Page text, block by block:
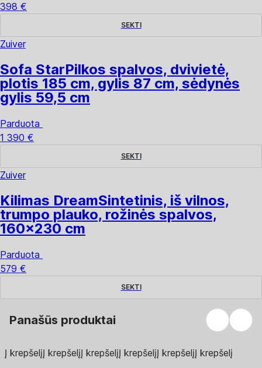
398 €
SEKTI
Zuiver
Sofa StarPilkos spalvos, dvivietė,
plotis 185 cm, gylis 87 cm, sėdynės
gylis 59,5 cm
Parduota
1 390 €
SEKTI
Zuiver
Kilimas DreamSintetinis, iš vilnos,
trumpo plauko, rožinės spalvos,
160x230 cm
Parduota
579 €
SEKTI
Panašūs produktai
Į krepšelįĮ krepšelįĮ krepšelįĮ krepšelįĮ krepšelįĮ krepšelį